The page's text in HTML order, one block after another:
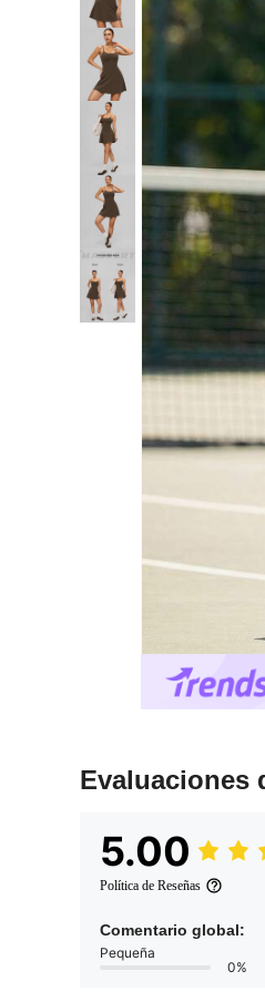
Evaluaciones
5.00
Política de Reseñas
Comentario global:
Pequeña
0%